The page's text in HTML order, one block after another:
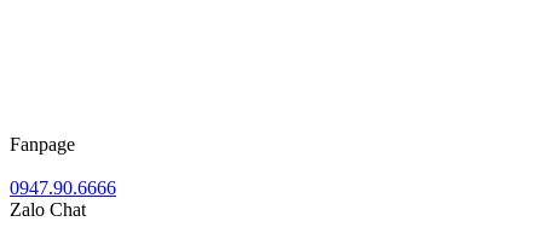
Fanpage
0947.90.6666
Zalo Chat